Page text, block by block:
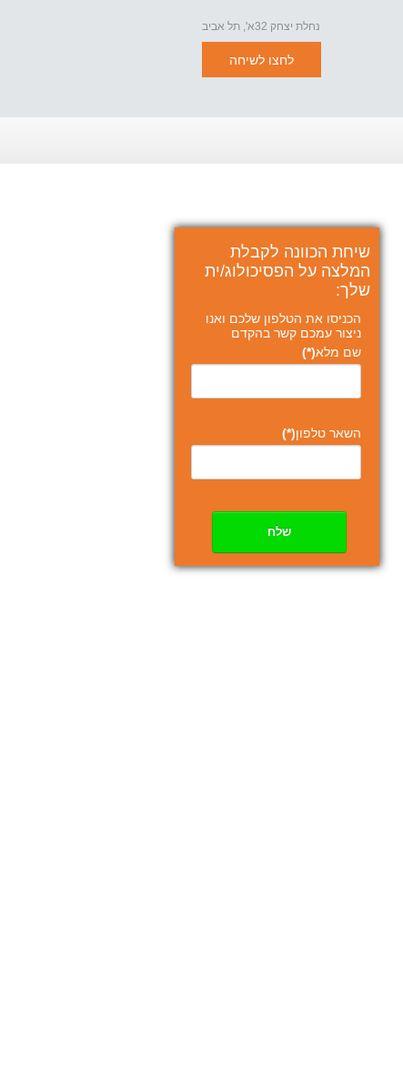
נחלת יצחק 32א', תל אביב
לחצו לשיחה
שיחת הכוונה לקבלת
המלצה על הפסיכולוג/ית
שלך:
הכניסו את הטלפון שלכם ואנו
ניצור עמכם קשר בהקדם
שם מלא(*)
השאר טלפון(*)
שלח